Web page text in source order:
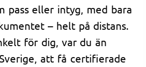
pass eller intyg, med bara
– helt på distans.
för dig, var du än
att få certifierade